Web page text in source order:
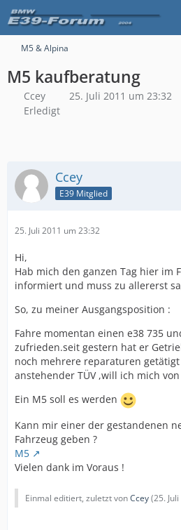
M5 & Alpina
M5 kaufberatung
Ccey 25. Juli 2011 um 23:32
Erledigt
Ccey
E39 Mitglied
25. Juli 2011 um 23:32
Hi,
Hab mich den ganzen Tag hier im
informiert und muss zu allererst
So, zu meiner Ausgangsposition :
Fahre momentan einen e38 735
zufrieden.seit gestern hat er
noch mehrere reparaturen
anstehender TÜV ,will ich mich
Ein M5 soll es werden
Kann mir einer der gestandenen
Fahrzeug geben ?
M5
Vielen dank im Voraus !
Einmal editiert, zuletzt vonCcey(25.